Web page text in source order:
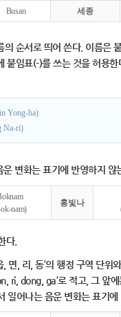
Busan 세종
의 순서로 띄어 쓴다. 이름은
붙임표(-)를 쓰는 것을 허용한
Yong-ha)
Na-ri)
변화는 표기에 반영하지 않
nam)
홍빛나
다.
면, 리, 동’의 행정 구역 단위와
ri, dong, ga’로 적고, 그 앞
일어나는 음운 변화는 표기에